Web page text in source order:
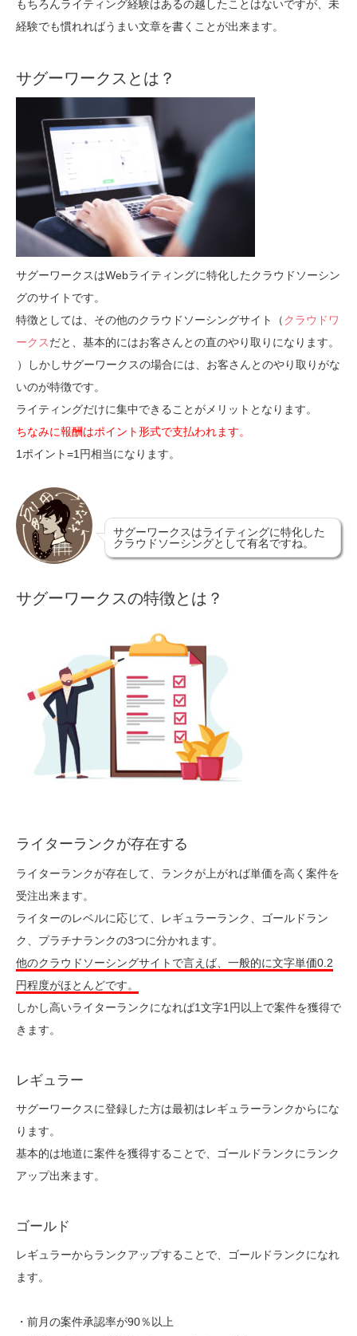
もちろんライティング経験はあるの越したことはないですが、未
経験でも慣れればうまい文章を書くことが出来ます。
サグーワークスとは？
サグーワークスはWebライティングに特化したクラウドソーシン
グのサイトです。
特徴としては、その他のクラウドソーシングサイト（クラウドワ
ークスだと、基本的にはお客さんとの直のやり取りになります。
）しかしサグーワークスの場合には、お客さんとのやり取りがな
いのが特徴です。
ライティングだけに集中できることがメリットとなります。
ちなみに報酬はポイント形式で支払われます。
1ポイント=1円相当になります。
サグーワークスはライティングに特化した
クラウドソーシングとして有名ですね。
サグーワークスの特徴とは？
ライターランクが存在する
ライターランクが存在して、ランクが上がれば単価を高く案件を
受注出来ます。
ライターのレベルに応じて、レギュラーランク、ゴールドラン
ク、プラチナランクの3つに分かれます。
他のクラウドソーシングサイトで言えば、一般的に文字単価0.2
円程度がほとんどです。
しかし高いライターランクになれば1文字1円以上で案件を獲得で
きます。
レギュラー
サグーワークスに登録した方は最初はレギュラーランクからにな
ります。
基本的は地道に案件を獲得することで、ゴールドランクにランク
アップ出来ます。
ゴールド
レギュラーからランクアップすることで、ゴールドランクになれ
ます。
・前月の案件承認率が90％以上